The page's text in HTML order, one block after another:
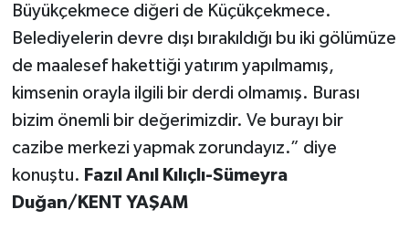
Büyükçekmece diğeri de Küçükçekmece.
Belediyelerin devre dışı bırakıldığı bu iki gölümüze
de maalesef hakettiği yatırım yapılmamış,
kimsenin orayla ilgili bir derdi olmamış. Burası
bizim önemli bir değerimizdir. Ve burayı bir
cazibe merkezi yapmak zorundayız.” diye
konuştu. Fazıl Anıl Kılıçlı-Sümeyra
Duğan/KENT YAŞAM